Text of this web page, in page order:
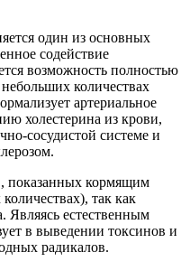
один из основных
содействие
возможность полностью
количествах
артериальное
холестерина из крови,
сосудистой системе и
показанных кормящим
так как
Являясь естественным
в выведении токсинов и
радикалов.